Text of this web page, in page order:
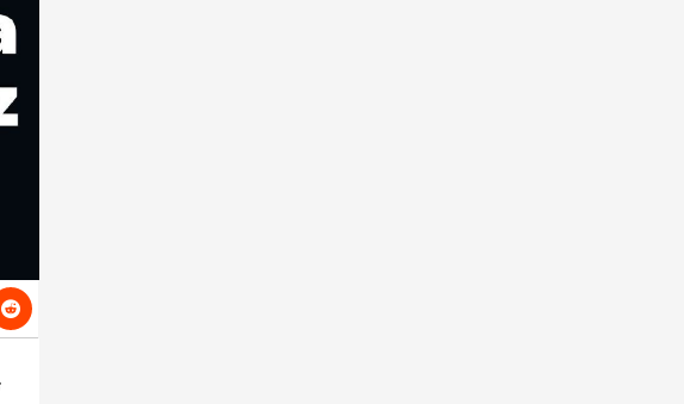
ve Öcalan kapsam dışında…
kaldırılmasını istedi!
varsa idam edilmeye razıyım'